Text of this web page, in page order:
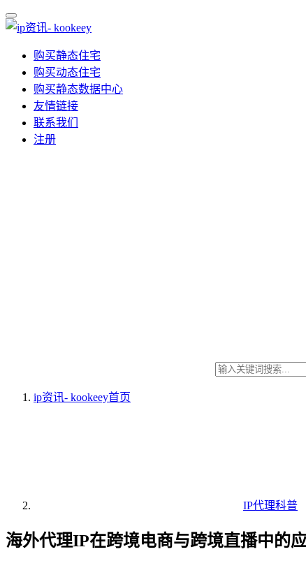
购买静态住宅
购买动态住宅
购买静态数据中心
友情链接
联系我们
注册
ip资讯- kookeey首页
IP代理科普
海外代理IP在跨境电商与跨境直播中的